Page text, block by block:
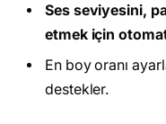
Ses seviyesini,
etmek için
En boy oranı
destekler.